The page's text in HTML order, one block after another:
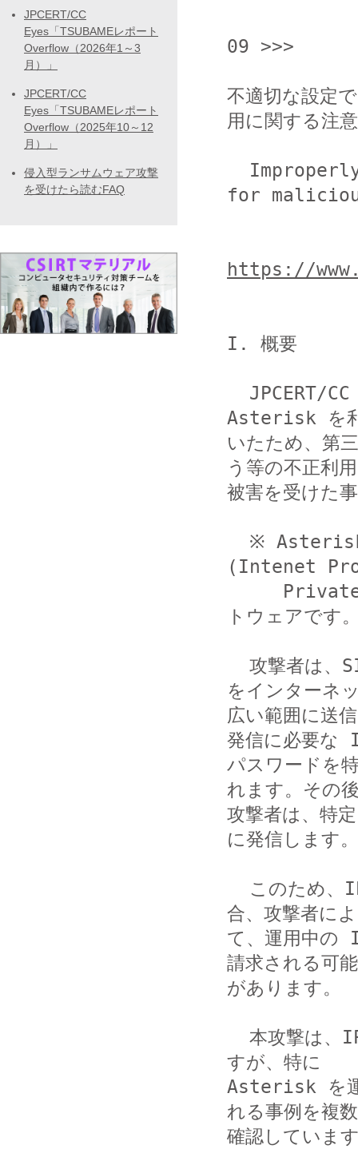
09 >>>
不適切な設定
用に関する注
for
https://
I. 概要
Asterisk を
いたため、第
う等の不正利用
被害を受けた
(Intenet
トウェアです
をインターネ
広い範囲に送
発信に必要な
パスワードを
れます。その
攻撃者は、特
に発信します。
合、攻撃者に
て、運用中の
請求される可
があります。
すが、特に
Asterisk を運
れる事例を複数
確認していま
JPCERT/CC
Eyes「TSUBAMEレポート
Overflow（2026年1～3
月）」
JPCERT/CC
Eyes「TSUBAMEレポート
Overflow（2025年10～12
月）」
侵入型ランサムウェア攻撃
を受けたら読むFAQ